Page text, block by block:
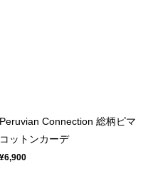
Peruvian Connection 総柄ピマ
コットンカーデ
¥6,900